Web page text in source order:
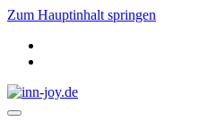
Zum Hauptinhalt springen